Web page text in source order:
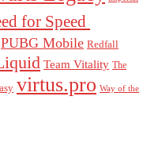
for Speed
PUBG Mobile Redfall
Team Vitality The
virtus.pro Way of the